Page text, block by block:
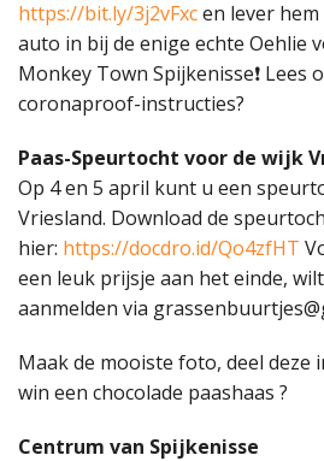
https://bit.ly/3j2vFxcen lever
auto in bij de enige echte Oehlie
Monkey Town Spijkenisse❗ Lees
coronaproof-instructies?
Paas-Speurtocht voor de wijk
Op 4 en 5 april kunt u een
Vriesland. Download de
hier: https://docdro.id/Qo4zfHT
een leuk prijsje aan het einde,
aanmelden via
Maak de mooiste foto, deel deze
win een chocolade paashaas ?
Centrum van Spijkenisse